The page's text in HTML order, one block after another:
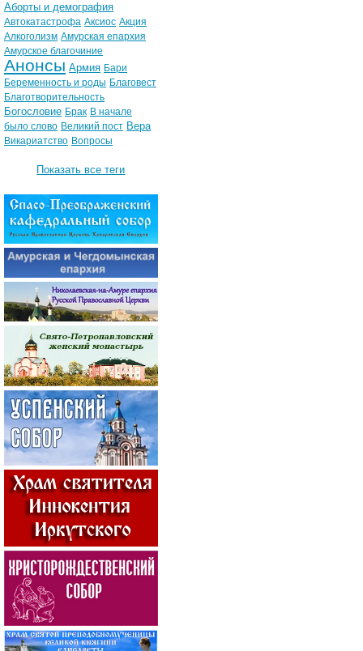
Аборты и демография
Автокатастрофа Аксиос Акция
Алкоголизм Амурская епархия
Амурское благочиние
Анонсы Армия Бари
Беременность и роды Благовест
Благотворительность
Богословие Брак В начале
было слово Великий пост Вера
Викариатство Вопросы
Показать все теги